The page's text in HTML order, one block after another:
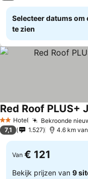
Selecteer datums om
te zien
2 Sterren
Hotel Bekroonde
Red Roof PLUS+
7,1 1.527 4.6 km
Van € 121
Bekijk prijzen van 9